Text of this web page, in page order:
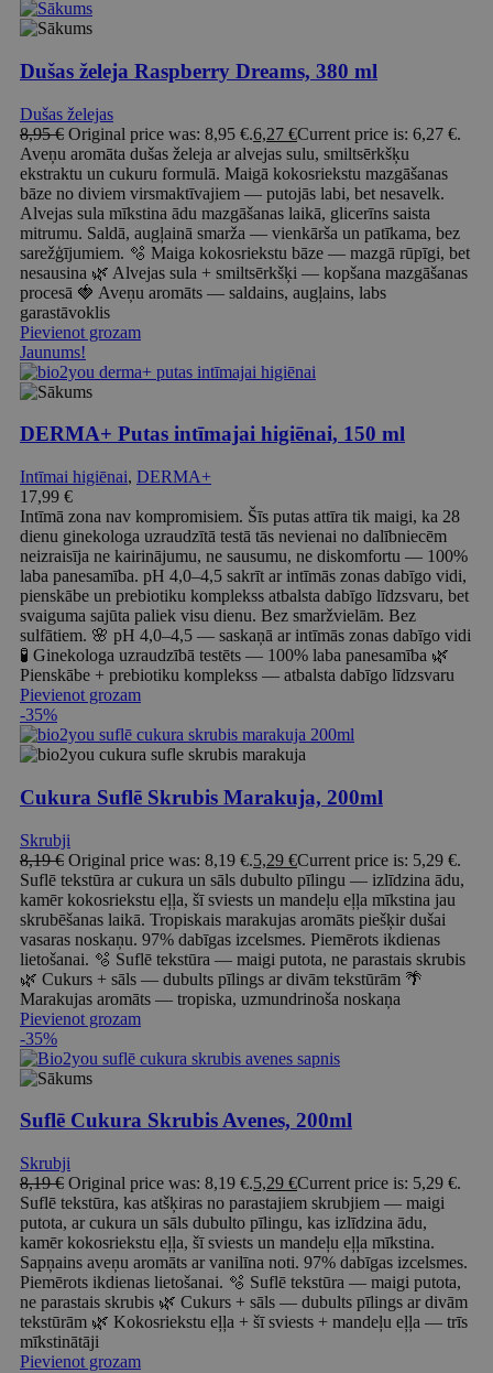
Dušas želeja Raspberry Dreams, 380 ml
Dušas želejas
8,95€ Original price was: 8,95 €.6,27 €Current price is: 6,27 €.
Aveņu aromāta dušas želeja ar alvejas sulu, smiltsērkšķu
ekstraktu un cukuru formulā. Maigā kokosriekstu mazgāšanas
bāze no diviem virsmaktīvajiem — putojās labi, bet nesavelk.
Alvejas sula mīkstina ādu mazgāšanas laikā, glicerīns saista
mitrumu. Saldā, augļainā smarža — vienkārša un patīkama, bez
sarežģījumiem. 🫧 Maiga kokosriekstu bāze — mazgā rūpīgi, bet
nesausina 🌿 Alvejas sula + smiltsērkšķi — kopšana mazgāšanas
procesā 🍓 Aveņu aromāts — saldains, augļains, labs
garastāvoklis
Pievienot grozam
Jaunums!
DERMA+ Putas intīmajai higiēnai, 150 ml
Intīmai higiēnai, DERMA+
17,99 €
Intīmā zona nav kompromisiem. Šīs putas attīra tik maigi, ka 28
dienu ginekologa uzraudzītā testā tās nevienai no dalībniecēm
neizraisīja ne kairinājumu, ne sausumu, ne diskomfortu — 100%
laba panesamība. pH 4,0–4,5 sakrīt ar intīmās zonas dabīgo vidi,
pienskābe un prebiotiku komplekss atbalsta dabīgo līdzsvaru, bet
svaiguma sajūta paliek visu dienu. Bez smaržvielām. Bez
sulfātiem. 🌸 pH 4,0–4,5 — saskaņā ar intīmās zonas dabīgo vidi
🧪 Ginekologa uzraudzībā testēts — 100% laba panesamība 🌿
Pienskābe + prebiotiku komplekss — atbalsta dabīgo līdzsvaru
Pievienot grozam
-35%
Cukura Suflē Skrubis Marakuja, 200ml
Skrubji
8,19€ Original price was: 8,19 €.5,29 €Current price is: 5,29 €.
Suflē tekstūra ar cukura un sāls dubulto pīlingu — izlīdzina ādu,
kamēr kokosriekstu eļļa, šī sviests un mandeļu eļļa mīkstina jau
skrubēšanas laikā. Tropiskais marakujas aromāts piešķir dušai
vasaras noskaņu. 97% dabīgas izcelsmes. Piemērots ikdienas
lietošanai. 🫧 Suflē tekstūra — maigi putota, ne parastais skrubis
🌿 Cukurs + sāls — dubults pīlings ar divām tekstūrām 🌴
Marakujas aromāts — tropiska, uzmundrinoša noskaņa
Pievienot grozam
-35%
Suflē Cukura Skrubis Avenes, 200ml
Skrubji
8,19€ Original price was: 8,19 €.5,29 €Current price is: 5,29 €.
Suflē tekstūra, kas atšķiras no parastajiem skrubjiem — maigi
putota, ar cukura un sāls dubulto pīlingu, kas izlīdzina ādu,
kamēr kokosriekstu eļļa, šī sviests un mandeļu eļļa mīkstina.
Sapņains aveņu aromāts ar vanilīna noti. 97% dabīgas izcelsmes.
Piemērots ikdienas lietošanai. 🫧 Suflē tekstūra — maigi putota,
ne parastais skrubis 🌿 Cukurs + sāls — dubults pīlings ar divām
tekstūrām 🌿 Kokosriekstu eļļa + šī sviests + mandeļu eļļa — trīs
mīkstinātāji
Pievienot grozam